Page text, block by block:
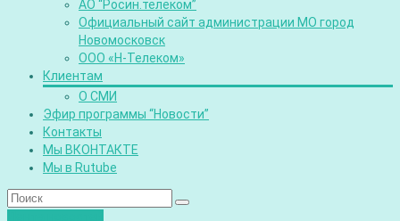
АО “Росин.телеком”
Официальный сайт администрации МО город
Новомосковск
ООО «Н-Телеком»
Клиентам
О СМИ
Эфир программы “Новости”
Контакты
Мы ВКОНТАКТЕ
Мы в Rutube